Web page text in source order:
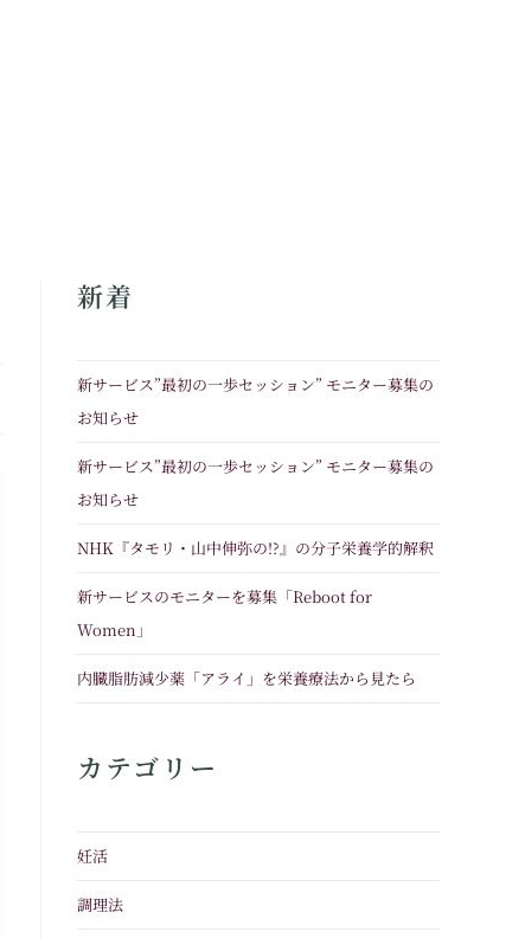
新着
新サービス”最初の一歩セッション” モニター募集の
お知らせ
新サービス”最初の一歩セッション” モニター募集の
お知らせ
NHK『タモリ・山中伸弥の!?』の分子栄養学的解釈
新サービスのモニターを募集「Reboot for
Women」
内臓脂肪減少薬「アライ」を栄養療法から見たら
カテゴリー
妊活
調理法